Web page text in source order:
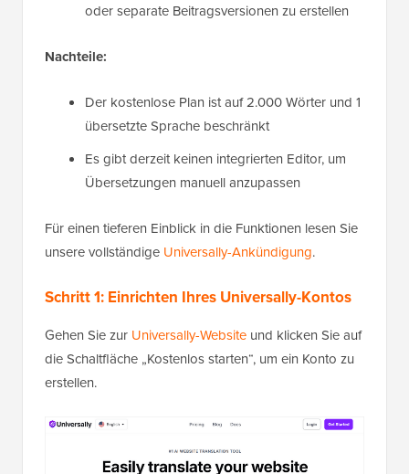
oder separate Beitragsversionen zu erstellen
Nachteile:
Der kostenlose Plan ist auf 2.000 Wörter und 1
übersetzte Sprache beschränkt
Es gibt derzeit keinen integrierten Editor, um
Übersetzungen manuell anzupassen
Für einen tieferen Einblick in die Funktionen lesen Sie
unsere vollständige Universally-Ankündigung.
Schritt 1: Einrichten Ihres Universally-Kontos
Gehen Sie zur Universally-Website und klicken Sie auf
die Schaltfläche „Kostenlos starten“, um ein Konto zu
erstellen.